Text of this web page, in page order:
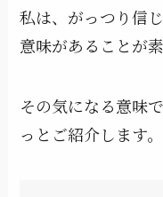
私は、がっつり信
意味があることが
その気になる意味
っとご紹介します。